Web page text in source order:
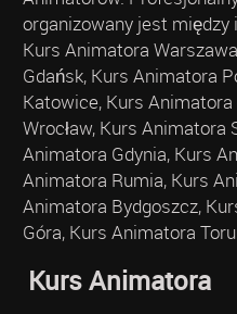
organizowany jest
Kurs Animatora
Gdańsk, Kurs Animatora
Katowice, Kurs
Wrocław, Kurs Animatora
Animatora Gdynia, Kurs
Animatora Rumia, Kurs
Animatora Bydgoszcz,
Góra, Kurs Animatora
Kurs Animatora